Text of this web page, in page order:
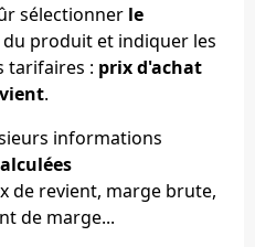
sélectionner le
du produit et indiquer les
tarifaires : prix d'achat
.
informations
de revient, marge brute,
de marge...